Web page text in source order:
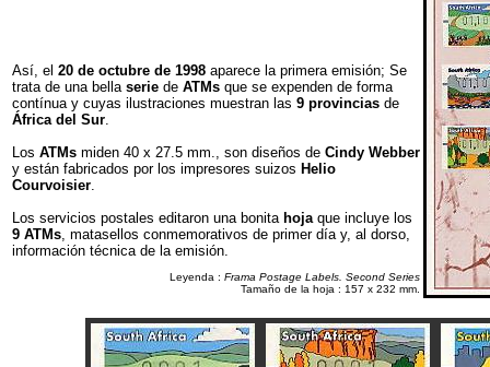
Así, el 20 de octubre de 1998 aparece la primera emisión; Se
trata de una bella serie de ATMs que se expenden de forma
contínua y cuyas ilustraciones muestran las 9 provincias de
África del Sur.
Los ATMs miden 40 x 27.5 mm., son diseños de Cindy Webber
y están fabricados por los impresores suizos Helio
Courvoisier.
Los servicios postales editaron una bonita hojaque incluye los
9 ATMs, matasellos conmemorativos de primer día y, al dorso,
información técnica de la emisión.
Leyenda : Frama Postage Labels. Second Series
Tamaño de la hoja : 157 x 232 mm.